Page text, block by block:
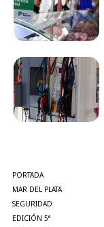
PORTADA
MAR DEL PLATA
SEGURIDAD
EDICIÓN 5°